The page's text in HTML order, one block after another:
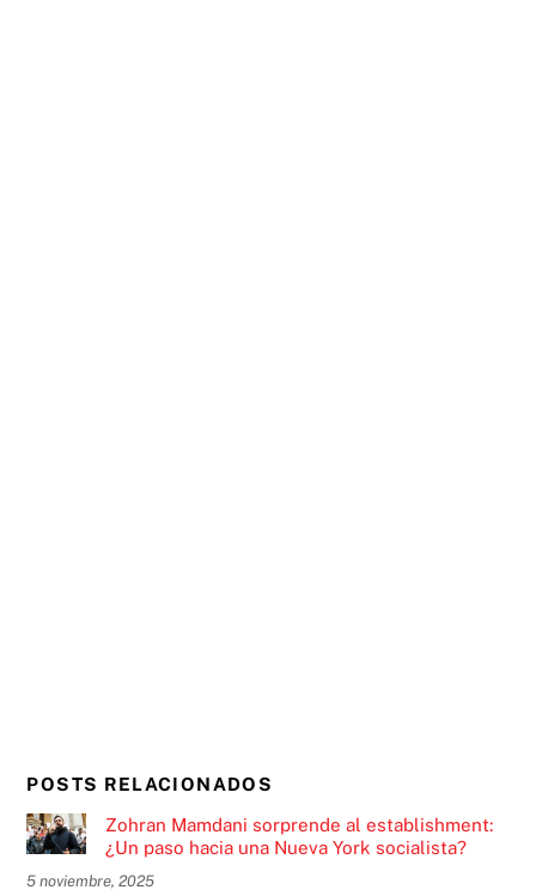
POSTS RELACIONADOS
Zohran Mamdani sorprende al establishment:
¿Un paso hacia una Nueva York socialista?
5 noviembre, 2025